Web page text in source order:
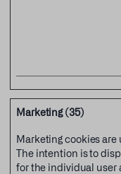
Marketing (35)
Marketing cookies are
The intention is to
for the individual user